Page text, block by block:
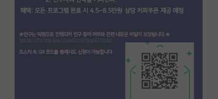
특수/전문대학원 게시판
반도체/AI 게시판
장학금/장학생 게시판